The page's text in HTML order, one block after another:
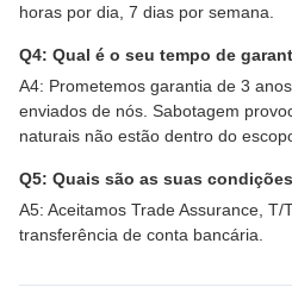
horas por dia, 7 dias por semana.
Q4: Qual é o seu tempo de
A4: Prometemos garantia de 3
enviados de nós. Sabotagem
naturais não estão dentro do
Q5: Quais são as suas
A5: Aceitamos Trade Assurance, T/
transferência de conta bancária.